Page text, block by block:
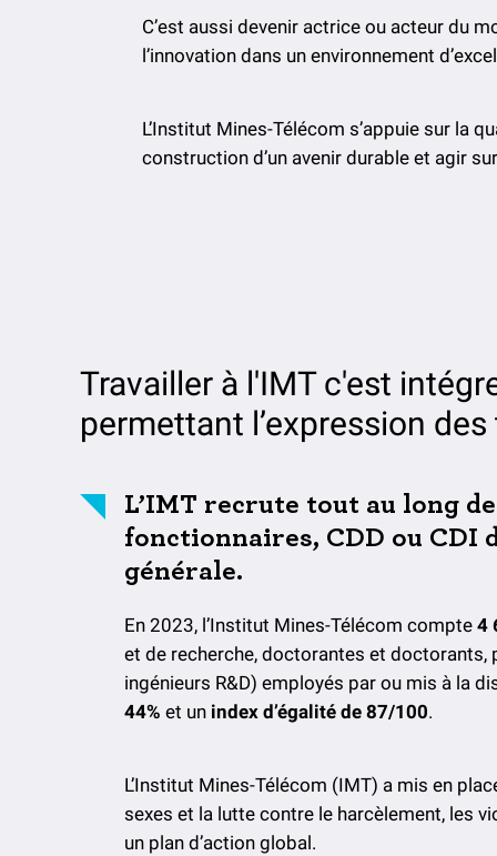
C’est aussi devenir actrice ou acteur du
l’innovation dans un environnement
L’Institut Mines-Télécom s’appuie sur la
construction d’un avenir durable et agir
Travailler à l'IMT c'est
permettant l’expression
L’IMT recrute tout au long
fonctionnaires, CDD ou CDI
générale.
En 2023, l’Institut Mines-Télécom compte 4
et de recherche, doctorantes et
ingénieurs R&D) employés par ou mis à la
44% et un index d’égalité de 87/100.
L’Institut Mines-Télécom (IMT) a mis en
sexes et la lutte contre le harcèlement, les
un plan d’action global.